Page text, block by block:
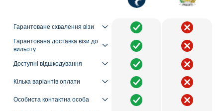
Гарантоване схвалення візи
Гарантована доставка візи до
вильоту
Доступні відшкодування
Кілька варіантів оплати
Особиста контактна особа